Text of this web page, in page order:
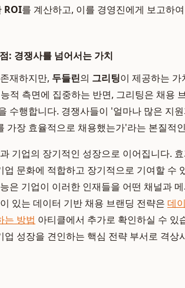
ROI를 계산하고, 이를 경영진에게 보고하
: 경쟁사를 넘어서는 가치
재하지만, 두들린의 그리팅이 제공하는
적 측면에 집중하는 반면, 그리팅은 채용
수행합니다. 경쟁사들이 '얼마나 많은 지
가장 효율적으로 채용했는가'라는 본질적
기업의 장기적인 성장으로 이어집니다.
문화에 적합하고 장기적으로 기여할 수
은 기업이 이러한 인재들을 어떤 채널과
있는 데이터 기반 채용 브랜딩 전략은 데
는 방법 아티클에서 추가로 확인하실 수 있
성장을 견인하는 핵심 전략 부서로 격상